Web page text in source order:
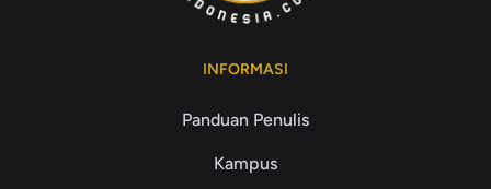
INFORMASI
Panduan Penulis
Kampus